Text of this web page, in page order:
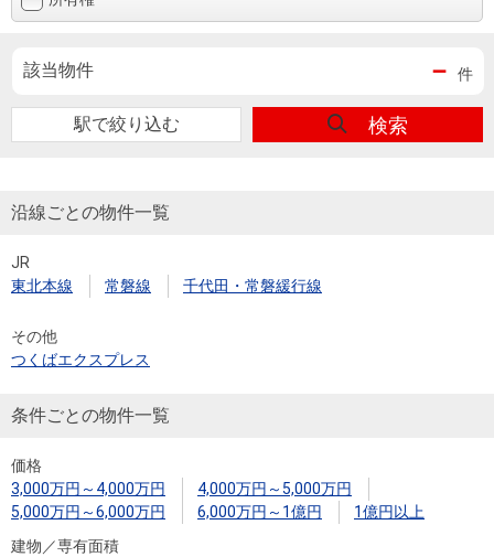
該当物件 － 件
検索
駅で絞り込む
沿線ごとの物件一覧
JR
東北本線
常磐線 千代田・常磐緩行線
その他
つくばエクスプレス
条件ごとの物件一覧
価格
3,000万円～4,000万円
4,000万円～5,000万円
5,000万円～6,000万円
6,000万円～1億円
1億円以上
建物／専有面積